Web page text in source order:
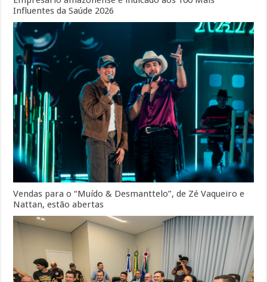
Influentes da Saúde 2026
Vendas para o “Muído & Desmanttelo”, de Zé Vaqueiro e
Nattan, estão abertas